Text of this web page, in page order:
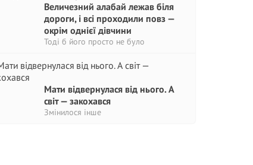
Величезний алабай лежав біля
дороги, і всі проходили повз —
окрім однієї дівчини
Тоді б його просто не було
Мати відвернулася від нього. А
світ — закохався
Змінилося інше